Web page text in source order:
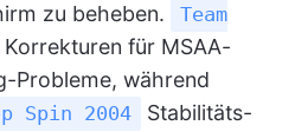
zu beheben.
Team
für MSAA-
Probleme, während
Spin 2004
Stabilitäts-